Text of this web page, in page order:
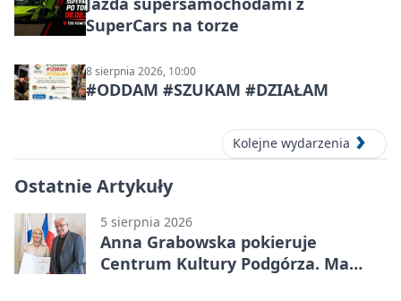
SuperCars na torze
8 sierpnia 2026, 10:00
#ODDAM #SZUKAM #DZIAŁAM
Kolejne wydarzenia
Ostatnie Artykuły
5 sierpnia 2026
Anna Grabowska pokieruje
Centrum Kultury Podgórza. Ma